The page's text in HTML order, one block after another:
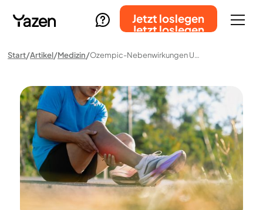
Jetzt loslegen
Jetzt loslegen
Start Artikel Medizin Ozempic-Nebenwirkungen Und Wegovy-Nebenwirkungen: Das Solltest Du Beachten